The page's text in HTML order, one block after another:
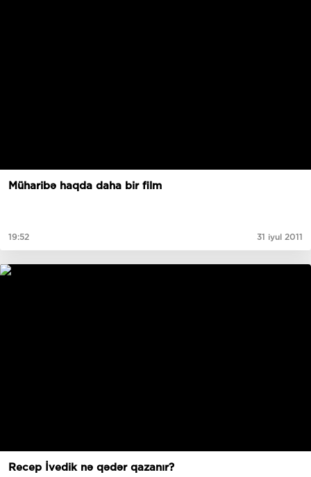
Müharibə haqda daha bir film
19:52 31 iyul 2011
Recep İvedik nə qədər qazanır?